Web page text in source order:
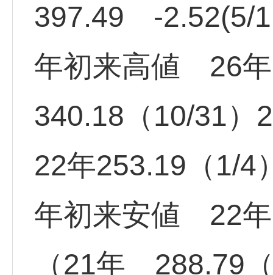
397.49 -2.52(5/
年初来高値 26
340.18（10/31
22年253.19（1/4
年初来安値 22
（21年 288.79